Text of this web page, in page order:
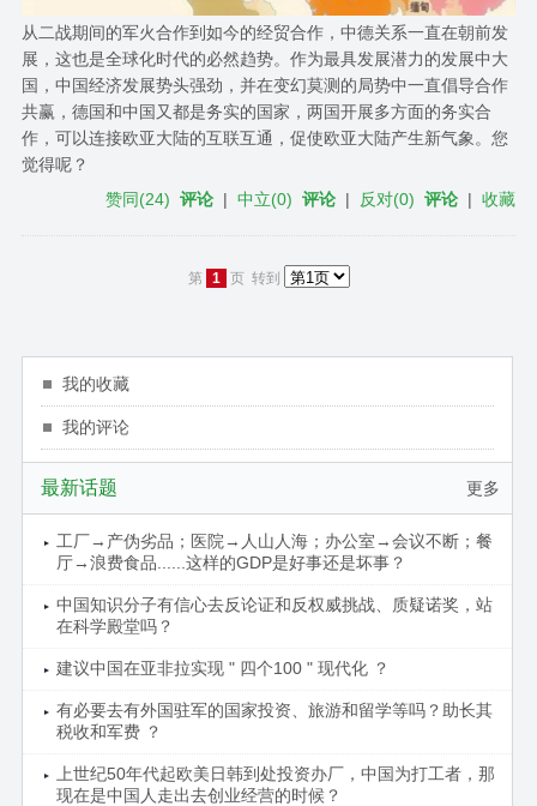
从二战期间的军火合作到如今的经贸合作，中德关系一直在朝前发
展，这也是全球化时代的必然趋势。作为最具发展潜力的发展中大
国，中国经济发展势头强劲，并在变幻莫测的局势中一直倡导合作
共赢，德国和中国又都是务实的国家，两国开展多方面的务实合
作，可以连接欧亚大陆的互联互通，促使欧亚大陆产生新气象。您
觉得呢？
赞同(24) 评论 |中立(0) 评论 | 反对(0) 评论 |收藏
第 1 页 转到
我的收藏
我的评论
更多
最新话题
工厂→产伪劣品；医院→人山人海；办公室→会议不断；餐
厅→浪费食品......这样的GDP是好事还是坏事？
中国知识分子有信心去反论证和反权威挑战、质疑诺奖，站
在科学殿堂吗？
建议中国在亚非拉实现 " 四个100 " 现代化 ？
有必要去有外国驻军的国家投资、旅游和留学等吗？助长其
税收和军费 ？
上世纪50年代起欧美日韩到处投资办厂，中国为打工者，那
现在是中国人走出去创业经营的时候？